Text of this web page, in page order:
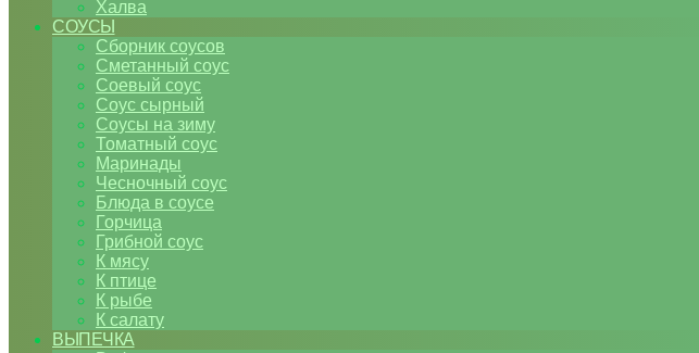
Халва
СОУСЫ
Сборник соусов
Сметанный соус
Соевый соус
Соус сырный
Соусы на зиму
Томатный соус
Маринады
Чесночный соус
Блюда в соусе
Горчица
Грибной соус
К мясу
К птице
К рыбе
К салату
ВЫПЕЧКА